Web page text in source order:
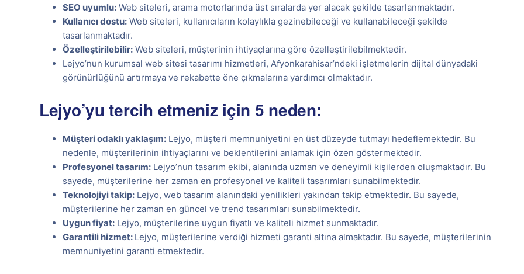
SEO uyumlu: Web siteleri, arama motorlarında üst sıralarda yer alacak şekilde tasarlanmaktadır.
Kullanıcı dostu: Web siteleri, kullanıcıların kolaylıkla gezinebileceği ve kullanabileceği şekilde
tasarlanmaktadır.
Özelleştirilebilir: Web siteleri, müşterinin ihtiyaçlarına göre özelleştirilebilmektedir.
Lejyo’nun kurumsal web sitesi tasarımı hizmetleri, Afyonkarahisar’ndeki işletmelerin dijital dünyadaki
görünürlüğünü artırmaya ve rekabette öne çıkmalarına yardımcı olmaktadır.
Lejyo’yu tercih etmeniz için 5 neden:
Müşteri odaklı yaklaşım: Lejyo, müşteri memnuniyetini en üst düzeyde tutmayı hedeflemektedir. Bu
nedenle, müşterilerinin ihtiyaçlarını ve beklentilerini anlamak için özen göstermektedir.
Profesyonel tasarım: Lejyo’nun tasarım ekibi, alanında uzman ve deneyimli kişilerden oluşmaktadır. Bu
sayede, müşterilerine her zaman en profesyonel ve kaliteli tasarımları sunabilmektedir.
Teknolojiyi takip: Lejyo, web tasarım alanındaki yenilikleri yakından takip etmektedir. Bu sayede,
müşterilerine her zaman en güncel ve trend tasarımları sunabilmektedir.
Uygun fiyat: Lejyo, müşterilerine uygun fiyatlı ve kaliteli hizmet sunmaktadır.
Garantili hizmet: Lejyo, müşterilerine verdiği hizmeti garanti altına almaktadır. Bu sayede, müşterilerinin
memnuniyetini garanti etmektedir.